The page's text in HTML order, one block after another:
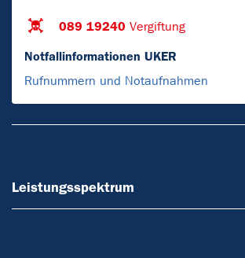
089 19240 Vergiftung
Notfallinformationen UKER
Rufnummern und Notaufnahmen
Leistungsspektrum